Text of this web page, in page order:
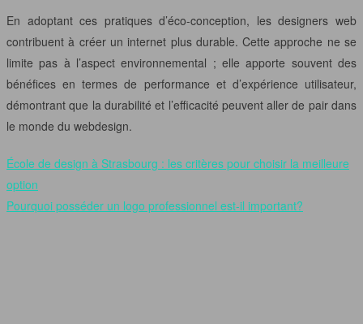
En adoptant ces pratiques d’éco-conception, les designers web
contribuent à créer un internet plus durable. Cette approche ne se
limite pas à l’aspect environnemental ; elle apporte souvent des
bénéfices en termes de performance et d’expérience utilisateur,
démontrant que la durabilité et l’efficacité peuvent aller de pair dans
le monde du webdesign.
École de design à Strasbourg : les critères pour choisir la meilleure
option
Pourquoi posséder un logo professionnel est-il important?